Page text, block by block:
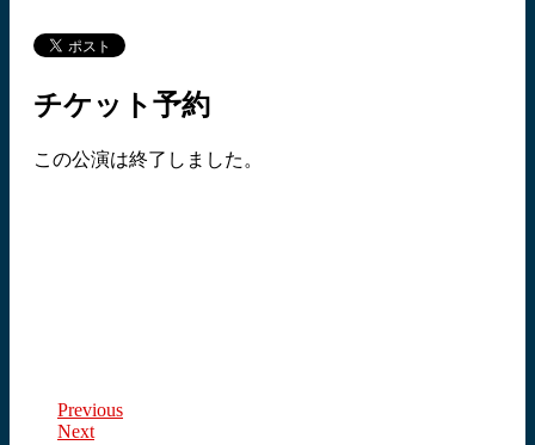
チケット予約
この公演は終了しました。
Previous
Next